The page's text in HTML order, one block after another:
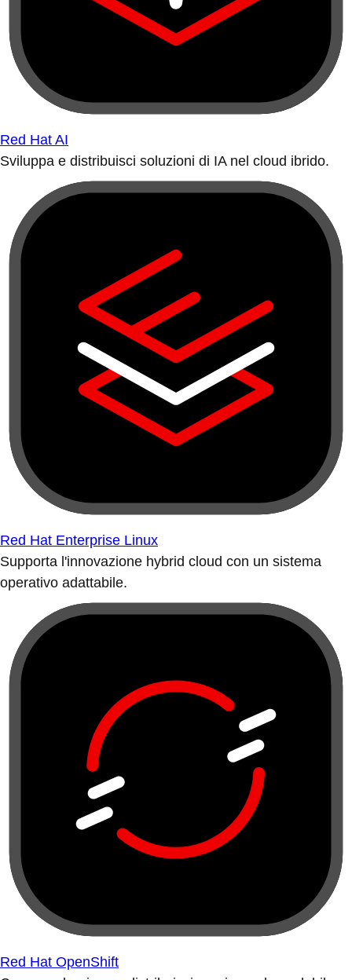
Red Hat AI
Sviluppa e distribuisci soluzioni di IA nel cloud ibrido.
Red Hat Enterprise Linux
Supporta l'innovazione hybrid cloud con un sistema
operativo adattabile.
Red Hat OpenShift